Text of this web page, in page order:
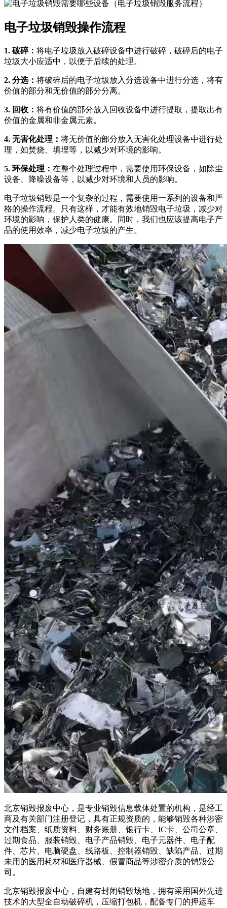
电子垃圾销毁操作流程
1. 破碎： 将电子垃圾放入破碎设备中进行破碎，破碎后的电子
垃圾大小应适中，以便于后续的处理。
2. 分选： 将破碎后的电子垃圾放入分选设备中进行分选，将有
价值的部分和无价值的部分分离。
3. 回收： 将有价值的部分放入回收设备中进行提取，提取出有
价值的金属和非金属元素。
4. 无害化处理： 将无价值的部分放入无害化处理设备中进行处
理，如焚烧、填埋等，以减少对环境的影响。
5. 环保处理： 在整个处理过程中，需要使用环保设备，如除尘
设备、降噪设备等，以减少对环境和人员的影响。
电子垃圾销毁是一个复杂的过程，需要使用一系列的设备和严
格的操作流程。只有这样，才能有效地销毁电子垃圾，减少对
环境的影响，保护人类的健康。同时，我们也应该提高电子产
品的使用效率，减少电子垃圾的产生。
北京销毁报废中心，是专业销毁信息载体处置的机构，是经工
商及有关部门注册登记，具有正规资质的，能够销毁各种涉密
文件档案、纸质资料、财务账册、银行卡、IC卡、公司公章、
过期食品、服装销毁、电子产品销毁、电子元器件、电子配
件、芯片、电脑硬盘、线路板、控制器销毁、缺陷产品、过期
未用的医用耗材和医疗器械、假冒商品等涉密介质的销毁公
司。
北京销毁报废中心，自建有封闭销毁场地，拥有采用国外先进
技术的大型全自动破碎机，压缩打包机，配备专门的押运车